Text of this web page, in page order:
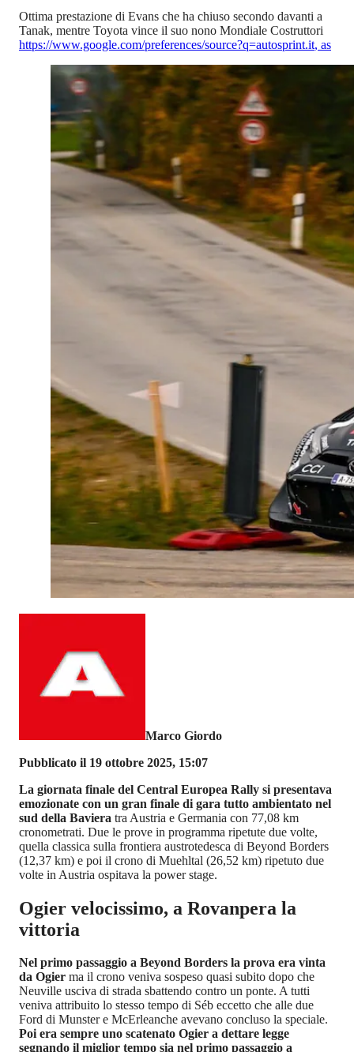
Ottima prestazione di Evans che ha chiuso secondo davanti a
Tanak, mentre Toyota vince il suo nono Mondiale Costruttori
https://www.google.com/preferences/source?q=autosprint.it, as
Marco Giordo
Pubblicato il 19 ottobre 2025, 15:07
La giornata finale del Central Europea Rally si presentava
emozionate con un gran finale di gara tutto ambientato nel
sud della Baviera tra Austria e Germania con 77,08 km
cronometrati. Due le prove in programma ripetute due volte,
quella classica sulla frontiera austrotedesca di Beyond Borders
(12,37 km) e poi il crono di Muehltal (26,52 km) ripetuto due
volte in Austria ospitava la power stage.
Ogier velocissimo, a Rovanpera la
vittoria
Nel primo passaggio a Beyond Borders la prova era vinta
da Ogier ma il crono veniva sospeso quasi subito dopo che
Neuville usciva di strada sbattendo contro un ponte. A tutti
veniva attribuito lo stesso tempo di Séb eccetto che alle due
Ford di Munster e McErleanche avevano concluso la speciale.
Poi era sempre uno scatenato Ogier a dettare legge
segnando il miglior tempo sia nel primo passaggio a